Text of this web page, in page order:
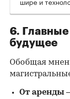
6. Главные
будущее
Обобщая
От аренды